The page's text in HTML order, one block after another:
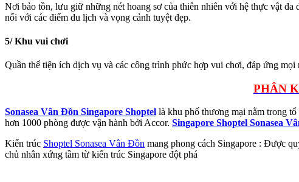
Nơi bảo tồn, lưu giữ những nét hoang sơ của thiên nhiên với hệ thực vật
nối với các điểm du lịch và vọng cảnh tuyệt đẹp.
5/ Khu vui chơi
Quần thể tiện ích dịch vụ và các công trình phức hợp vui chơi, đáp ứng
PHÂN
Sonasea Vân Đồn Singapore Shoptel là khu phố thương mại nằm trong
hơn 1000 phòng được vận hành bởi Accor. Singapore Shoptel Sonasea
Kiến trúc Shoptel Sonasea Vân Đồn mang phong cách Singapore : Được
chủ nhân xứng tầm từ kiến trúc Singapore đột phá